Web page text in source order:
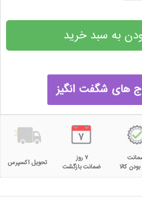
به سبد خرید
های شگفت انگیز
کالا
۷ روز
ضمانت بازگشت
تحویل اکسپرس